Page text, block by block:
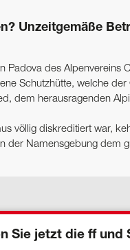
Unzeitgemäße
Padova des Alpenvereins
Schutzhütte, welche
dem herausragenden
völlig diskreditiert war,
der Namensgebung dem
Sie jetzt die ff und